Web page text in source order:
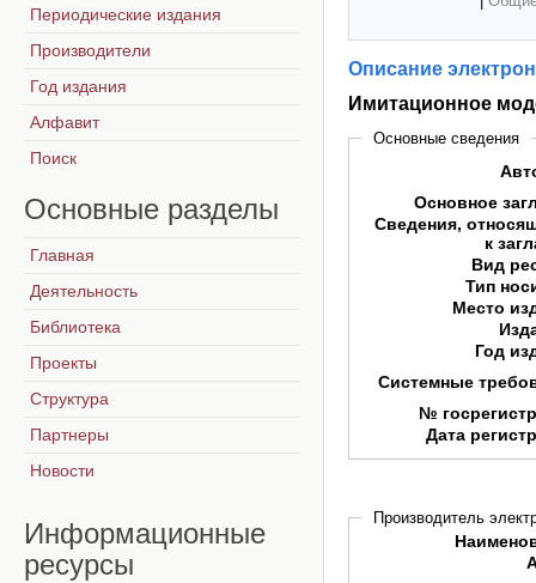
Описание
Имитационное
Основные сведения
Основное
Сведения,
к
Вид
Тип
Место
Год
Системные
№
Дата
Производитель
Периодические издания
Производители
Год издания
Алфавит
Поиск
Основные разделы
Главная
Деятельность
Библиотека
Проекты
Структура
Партнеры
Новости
Информационные
ресурсы